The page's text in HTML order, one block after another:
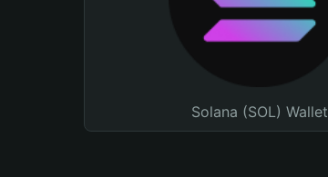
Solana (SOL) Wallet